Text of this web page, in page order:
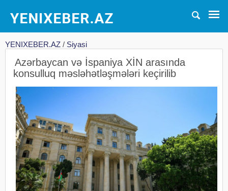
YENIXEBER.AZ / Siyasi
Azərbaycan və İspaniya XİN arasında
konsulluq məsləhətləşmələri keçirilib